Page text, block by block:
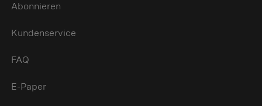
Abonnieren
Kundenservice
FAQ
E-Paper